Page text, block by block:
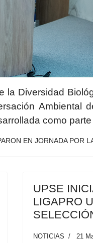
Diversidad
Ambiental
como
EN JORNADA POR
UPSE
LIGAPRO
NOTICIAS 21